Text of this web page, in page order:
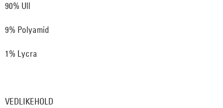
90% Ull
9% Polyamid
1% Lycra
VEDLIKEHOLD